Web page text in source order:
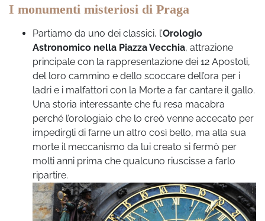
I monumenti misteriosi di Praga
Partiamo da uno dei classici, l’Orologio
Astronomico nella Piazza Vecchia, attrazione
principale con la rappresentazione dei 12 Apostoli,
del loro cammino e dello scoccare dell’ora per i
ladri e i malfattori con la Morte a far cantare il gallo.
Una storia interessante che fu resa macabra
perché l’orologiaio che lo creò venne accecato per
impedirgli di farne un altro così bello, ma alla sua
morte il meccanismo da lui creato si fermò per
molti anni prima che qualcuno riuscisse a farlo
ripartire.